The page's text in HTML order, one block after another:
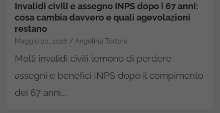
Invalidi civili e assegno INPS dopo i 67 anni:
cosa cambia davvero e quali agevolazioni
restano
Maggio 20, 2026 Angelina Tortora
Molti invalidi civili temono di perdere
assegni e benefici INPS dopo il compimento
dei 67 anni.…